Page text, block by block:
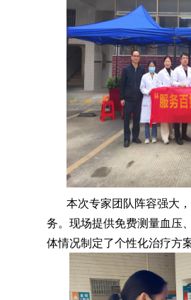
本次专家团队阵容强大 ，
务。 现场提供免费测量血压
体情况制定了个性化治疗方